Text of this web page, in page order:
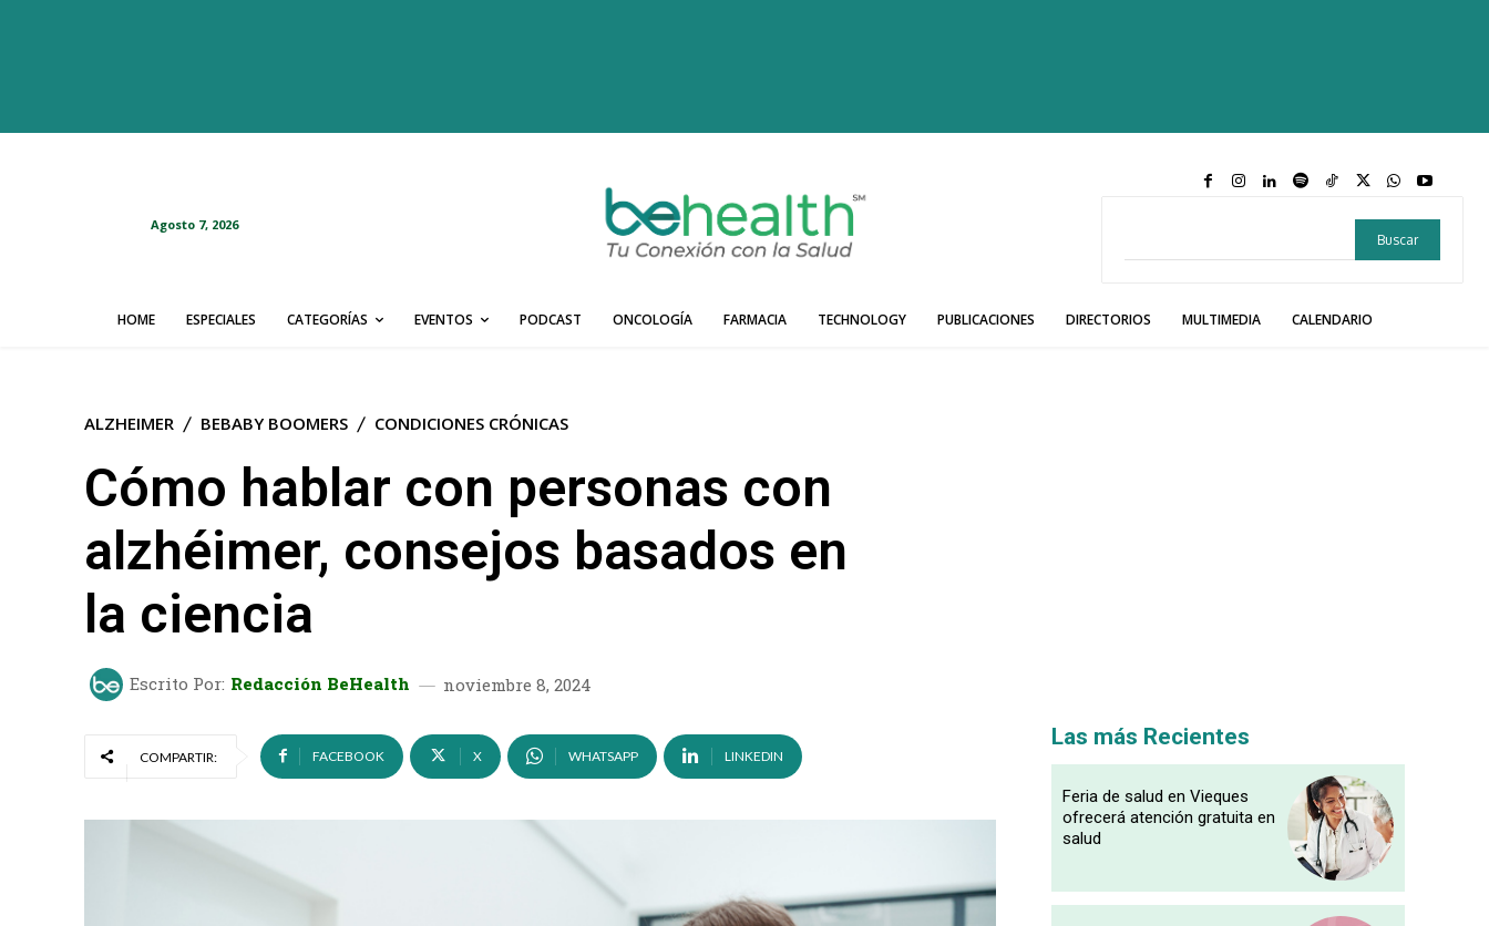
Agosto 7, 2026
Buscar
HOME ESPECIALES CATEGORÍAS EVENTOS PODCAST ONCOLOGÍA FARMACIA TECHNOLOGY PUBLICACIONES DIRECTORIOS MULTIMEDIA CALENDARIO
ALZHEIMER BEBABY BOOMERS CONDICIONES CRÓNICAS
Cómo hablar con personas con
alzhéimer, consejos basados en
la ciencia
Escrito Por: Redacción BeHealth noviembre 8, 2024
COMPARTIR: FACEBOOK X WHATSAPP LINKEDIN
Las más Recientes
Feria de salud en Vieques
ofrecerá atención gratuita en
salud